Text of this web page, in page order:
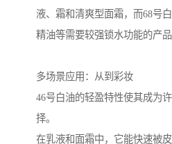
液、霜和清爽型面霜，而68号
精油等需要较强锁水功能的产品
多场景应用：从到彩妆
46号白油的轻盈特性使其成为
择。
在乳液和面霜中，它能快速被